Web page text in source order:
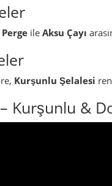
Perge ile Aksu Çayı
Kurşunlu Şelalesi
Kurşunlu &